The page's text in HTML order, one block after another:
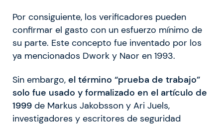
Por consiguiente, los verificadores pueden
confirmar el gasto con un esfuerzo mínimo de
su parte. Este concepto fue inventado por los
ya mencionados Dwork y Naor en 1993.
Sin embargo, el término “prueba de trabajo”
solo fue usado y formalizado en el artículo de
1999 de Markus Jakobsson y Ari Juels,
investigadores y escritores de seguridad